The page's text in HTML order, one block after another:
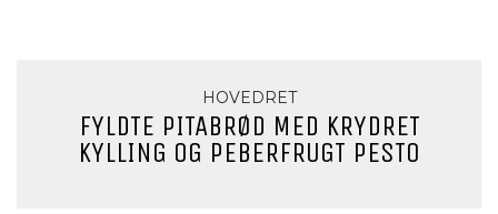
HOVEDRET
FYLDTE PITABRØD MED KRYDRET
KYLLING OG PEBERFRUGT PESTO